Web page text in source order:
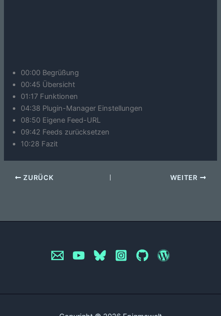
00:00 Begrüßung
00:45 Übersicht
01:17 Funktionen
04:38 Plugin-Manager Einstellungen
08:50 Eigene Feed-URL
09:42 Feeds zurücksetzen
10:28 Fazit
ZURÜCK WEITER